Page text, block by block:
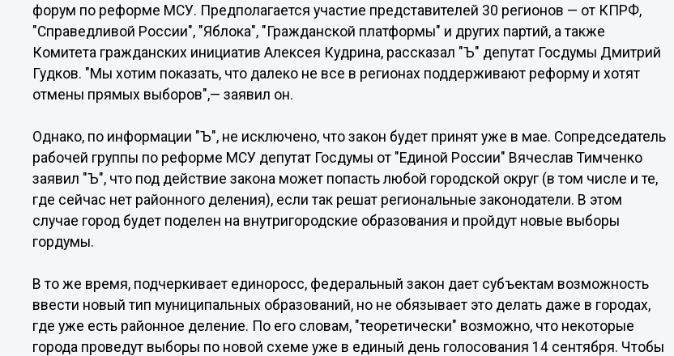
форум по реформе МСУ. Предполагается участие представителей 30 регионов — от КПРФ,
"Справедливой России", "Яблока", "Гражданской платформы" и других партий, а также
Комитета гражданских инициатив Алексея Кудрина, рассказал "Ъ" депутат Госдумы Дмитрий
Гудков. "Мы хотим показать, что далеко не все в регионах поддерживают реформу и хотят
отмены прямых выборов",— заявил он.
Однако, по информации "Ъ", не исключено, что закон будет принят уже в мае. Сопредседатель
рабочей группы по реформе МСУ депутат Госдумы от "Единой России" Вячеслав Тимченко
заявил "Ъ", что под действие закона может попасть любой городской округ (в том числе и те,
где сейчас нет районного деления), если так решат региональные законодатели. В этом
случае город будет поделен на внутригородские образования и пройдут новые выборы
гордумы.
В то же время, подчеркивает единоросс, федеральный закон дает субъектам возможность
ввести новый тип муниципальных образований, но не обязывает это делать даже в городах,
где уже есть районное деление. По его словам, "теоретически" возможно, что некоторые
города проведут выборы по новой схеме уже в единый день голосования 14 сентября. Чтобы